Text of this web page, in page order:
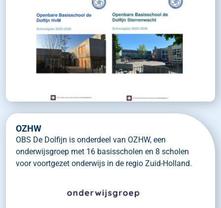
OZHW
OBS De Dolfijn is onderdeel van OZHW, een
onderwijsgroep met 16 basisscholen en 8 scholen
voor voortgezet onderwijs in de regio Zuid-Holland.